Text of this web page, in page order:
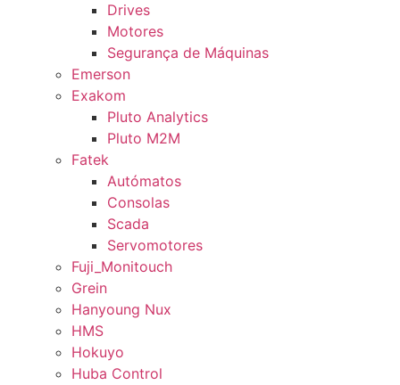
Drives
Motores
Segurança de Máquinas
Emerson
Exakom
Pluto Analytics
Pluto M2M
Fatek
Autómatos
Consolas
Scada
Servomotores
Fuji_Monitouch
Grein
Hanyoung Nux
HMS
Hokuyo
Huba Control